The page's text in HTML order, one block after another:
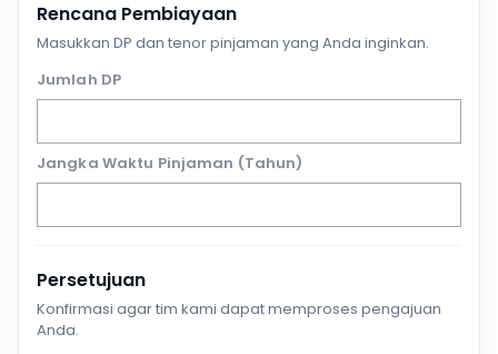
Rencana Pembiayaan
Masukkan DP dan tenor pinjaman yang Anda inginkan.
Jumlah DP
Jangka Waktu Pinjaman (Tahun)
Persetujuan
Konfirmasi agar tim kami dapat memproses pengajuan
Anda.